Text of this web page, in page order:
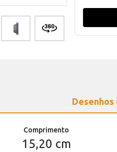
Desenhos
Comprimento
15,20 cm